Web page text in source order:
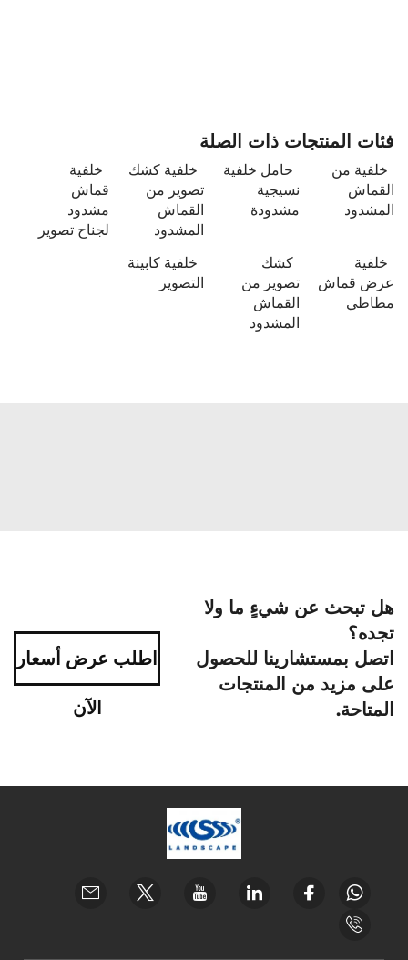
فئات المنتجات ذات الصلة
خلفية من
القماش
المشدود
حامل خلفية
نسيجية
مشدودة
خلفية كشك
تصوير من
القماش
المشدود
خلفية
قماش
مشدود
لجناح تصوير
خلفية
عرض قماش
مطاطي
كشك
تصوير من
القماش
المشدود
خلفية كابينة
التصوير
هل تبحث عن شيءٍ ما ولا
تجده؟
اتصل بمستشارينا للحصول
على مزيد من المنتجات
المتاحة.
اطلب عرض أسعار
الآن